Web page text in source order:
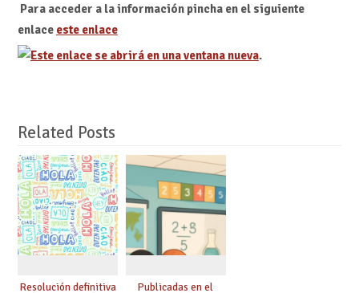
Para acceder a la información pincha en el siguiente
enlace este enlace
.
Related Posts
Resolución definitiva
Publicadas en el